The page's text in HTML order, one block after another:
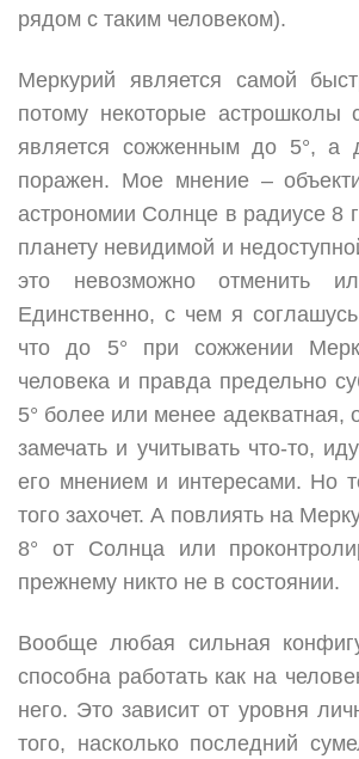
рядом с таким человеком).
Меркурий является самой
потому некоторые астрошколы
является сожженным до 5°, а
поражен. Мое мнение –
астрономии Солнце в радиусе 8
планету невидимой и
это невозможно отменить
Единственно, с чем я
что до 5° при сожжении
человека и правда предельно
5° более или менее адекватная,
замечать и учитывать что-то,
его мнением и интересами. Но
того захочет. А повлиять на
8° от Солнца или
прежнему никто не в состоянии.
Вообще любая сильная
способна работать как на
него. Это зависит от уровня
того, насколько последний